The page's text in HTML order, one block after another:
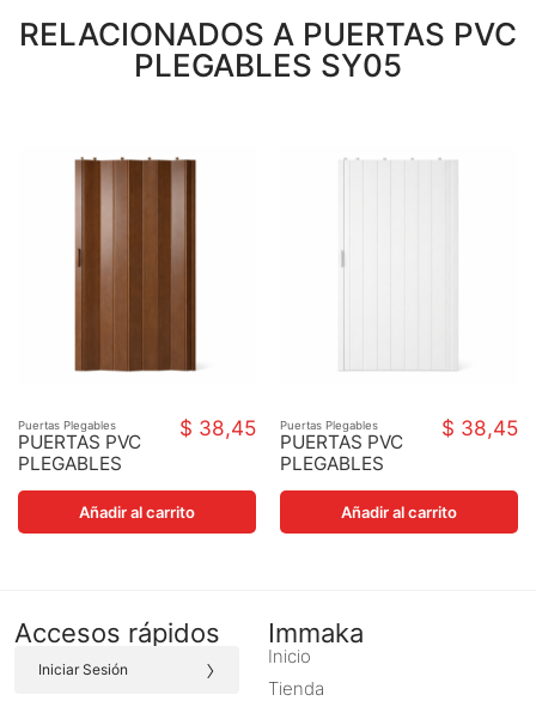
RELACIONADOS A PUERTAS PVC
PLEGABLES SY05
Puertas Plegables
PUERTAS PVC
PLEGABLES
SY07
$ 38,45
Añadir al carrito
Puertas Plegables
PUERTAS PVC
PLEGABLES
SY01
$ 38,45
Añadir al carrito
Accesos rápidos
Iniciar Sesión ›
Immaka
Inicio
Tienda